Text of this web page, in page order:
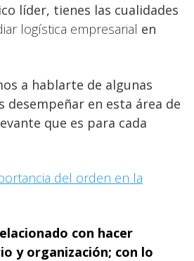
líder, tienes las cualidades
logística empresarial en
a hablarte de algunas
desempeñar en esta área de
que es para cada
del orden en la
con hacer
y organización; con lo